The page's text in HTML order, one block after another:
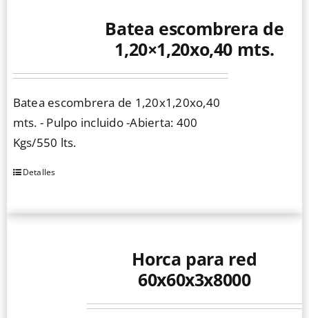
Batea escombrera de
1,20×1,20xo,40 mts.
Batea escombrera de 1,20x1,20xo,40
mts. - Pulpo incluido -Abierta: 400
Kgs/550 lts.
Detalles
Horca para red
60x60x3x8000